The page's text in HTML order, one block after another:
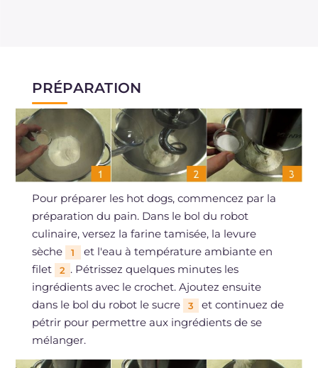
PRÉPARATION
Pour préparer les hot dogs, commencez par la
préparation du pain. Dans le bol du robot
culinaire, versez la farine tamisée, la levure
sèche
1
et l'eau à température ambiante en
filet
2 . Pétrissez quelques minutes les
ingrédients avec le crochet. Ajoutez ensuite
dans le bol du robot le sucre
3
et continuez de
pétrir pour permettre aux ingrédients de se
mélanger.